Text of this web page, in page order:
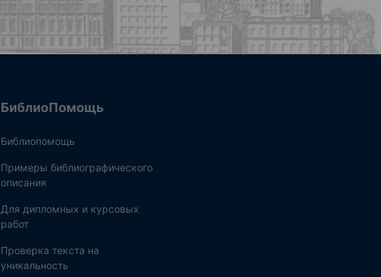
БиблиоПомощь
Библиопомощь
Примеры библиографического
описания
Для дипломных и курсовых
работ
Проверка текста на
уникальность